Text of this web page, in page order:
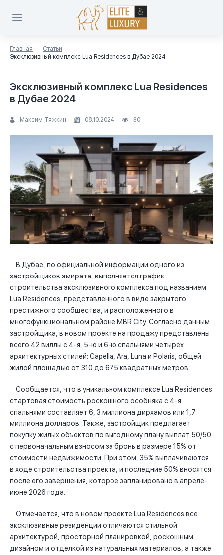
Главная
Статьи
Эксклюзивный комплекс Lua Residences в Дубае 2024
Эксклюзивный комплекс Lua Residences
в Дубае 2024
Максим Тяжкин 08.10.2024 30
В Дубае, по официальной информации одного из
застройщиков эмирата, выполняется график
строительства эксклюзивного комплекса под названием
Lua Residences, представленного в виде закрытого
престижного сообщества, и расположенного в
многофункциональном районе MBR City. Согласно данным
застройщика, в новом проекте на продажу представлены
всего 42 виллы с 4-я, 5-ю и 6-ю спальнями четырех
архитектурных стилей: Capella, Ara, Luna и Polaris, общей
жилой площадью от 310 до 675 квадратных метров.
Сообщается, что в уникальном комплексе Lua Residences
стартовая стоимость роскошного особняка с 4-я
спальнями составляет 6, 3 миллиона дирхамов или 1,7
миллиона долларов. Также, застройщик предлагает
покупку жилых объектов по выгодному плану выплат 50/50
с первоначальным взносом за бронь в размере 15% от
стоимости недвижимости. При этом, 35% выплачиваются
в ходе строительства проекта, и последние 50% вносятся
после его завершения, которое запланировано в апреле-
июне 2026 года.
Отмечается, что в новом проекте Lua Residences все
эксклюзивные резиденции отличаются стильной
архитектурой, просторной планировкой, роскошным
дизайном и отделкой из натуральных материалов, а также